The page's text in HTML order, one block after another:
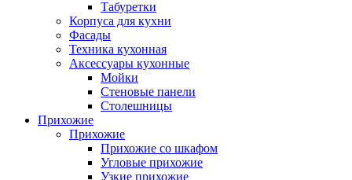
Табуретки
Корпуса для кухни
Фасады
Техника кухонная
Аксессуары кухонные
Мойки
Стеновые панели
Столешницы
Прихожие
Прихожие
Прихожие со шкафом
Угловые прихожие
Узкие прихожие